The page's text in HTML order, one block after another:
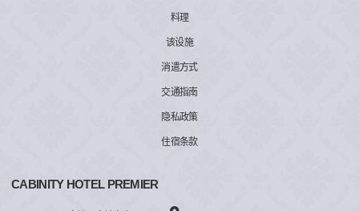
料理
该设施
消遣方式
交通指南
隐私政策
住宿条款
CABINITY HOTEL PREMIER